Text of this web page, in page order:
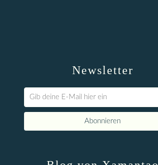
Newsletter